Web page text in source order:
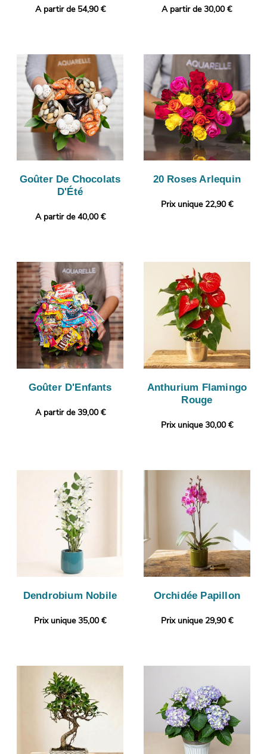
A partir de 54,90 € A partir de 30,00 €
Goûter De Chocolats
D'Été
A partir de 40,00 €
20 Roses Arlequin
Prix unique 22,90 €
Goûter D'Enfants
A partir de 39,00 €
Anthurium Flamingo
Rouge
Prix unique 30,00 €
Dendrobium Nobile
Prix unique 35,00 €
Orchidée Papillon
Prix unique 29,90 €